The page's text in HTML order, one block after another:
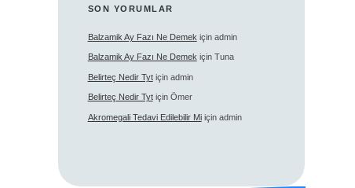
SON YORUMLAR
Balzamik Ay Fazı Ne Demek için admin
Balzamik Ay Fazı Ne Demek için Tuna
Belirteç Nedir Tytiçin admin
Belirteç Nedir Tytiçin Ömer
Akromegali Tedavi Edilebilir Miiçin admin